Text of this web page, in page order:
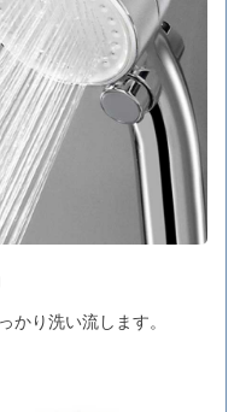
かり洗い流します。